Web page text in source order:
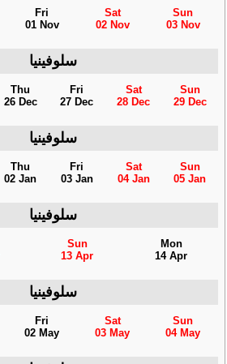
Fri
01 Nov
Sat
02 Nov
Sun
03 Nov
سلوفينيا
Thu
26 Dec
Fri
27 Dec
Sat
28 Dec
Sun
29 Dec
سلوفينيا
Thu
02 Jan
Fri
03 Jan
Sat
04 Jan
Sun
05 Jan
سلوفينيا
Sun
13 Apr
Mon
14 Apr
سلوفينيا
Fri
02 May
Sat
03 May
Sun
04 May